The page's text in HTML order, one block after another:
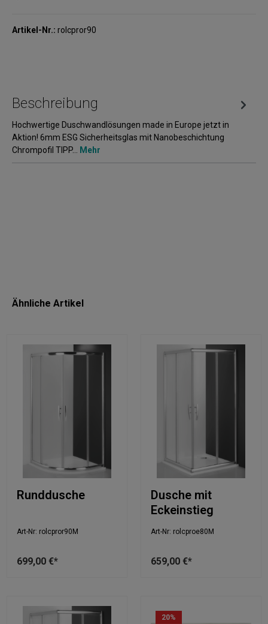
Artikel-Nr.: rolcpror90
Beschreibung
Hochwertige Duschwandlösungen made in Europe jetzt in
Aktion! 6mm ESG Sicherheitsglas mit Nanobeschichtung
Chrompofil TIPP…
Mehr
Ähnliche Artikel
Runddusche
Art-Nr: rolcpror90M
699,00 €*
Dusche mit
Eckeinstieg
Art-Nr: rolcproe80M
659,00 €*
20%